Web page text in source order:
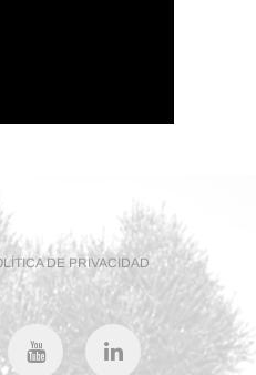
DE PRIVACIDAD
Youtubelinkedin